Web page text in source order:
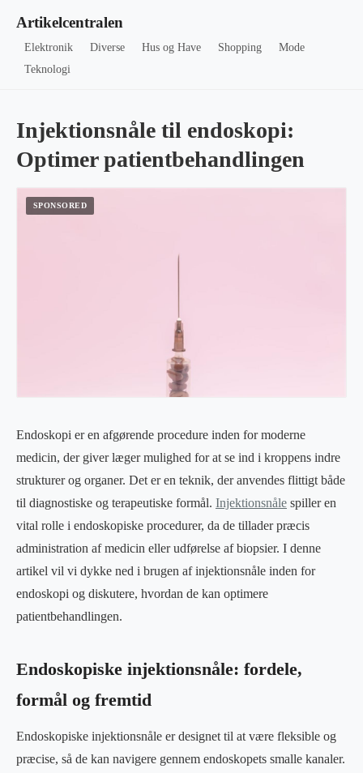
Artikelcentralen
Elektronik Diverse Hus og Have Shopping
Mode
Teknologi
Injektionsnåle til endoskopi:
Optimer patientbehandlingen
Endoskopi er en afgørende procedure inden for moderne
medicin, der giver læger mulighed for at se ind i kroppens indre
strukturer og organer. Det er en teknik, der anvendes flittigt både
til diagnostiske og terapeutiske formål. Injektionsnåle spiller en
vital rolle i endoskopiske procedurer, da de tillader præcis
administration af medicin eller udførelse af biopsier. I denne
artikel vil vi dykke ned i brugen af injektionsnåle inden for
endoskopi og diskutere, hvordan de kan optimere
patientbehandlingen.
Endoskopiske injektionsnåle: fordele,
formål og fremtid
Endoskopiske injektionsnåle er designet til at være fleksible og
præcise, så de kan navigere gennem endoskopets smalle kanaler.